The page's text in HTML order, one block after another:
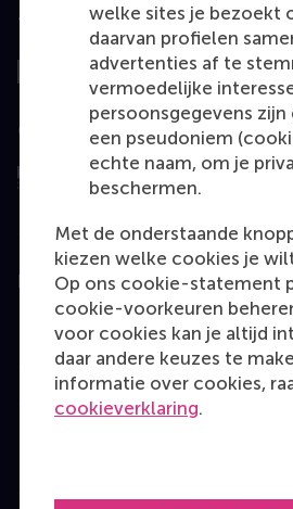
welke sites je bezoekt
daarvan profielen
advertenties af te
vermoedelijke
persoonsgegevens zijn
een pseudoniem
echte naam, om je
beschermen.
Met de onderstaande
kiezen welke cookies je
Op ons cookie-statement
cookie-voorkeuren
voor cookies kan je altijd
daar andere keuzes te
informatie over cookies,
cookieverklaring.
Top gerangschikt
Geëvalueerd door
Education
Bachelor
Master